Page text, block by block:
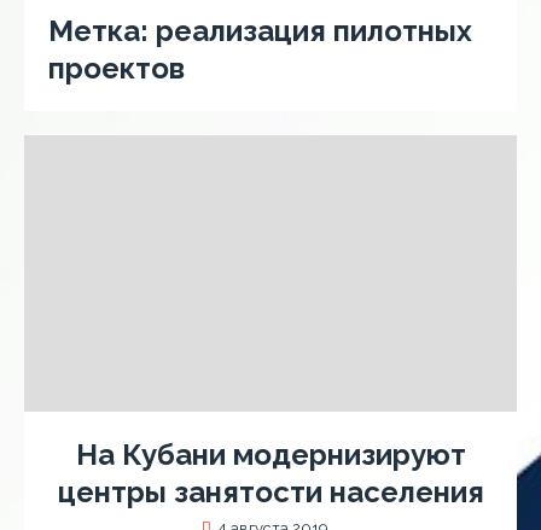
Метка: реализация пилотных
проектов
На Кубани модернизируют
центры занятости населения